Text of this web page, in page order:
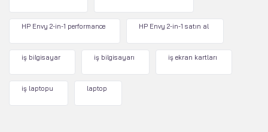
HP Envy 2-in-1 performance HP Envy 2-in-1 satın al
iş bilgisayar iş bilgisayarı iş ekran kartları
iş laptopu laptop